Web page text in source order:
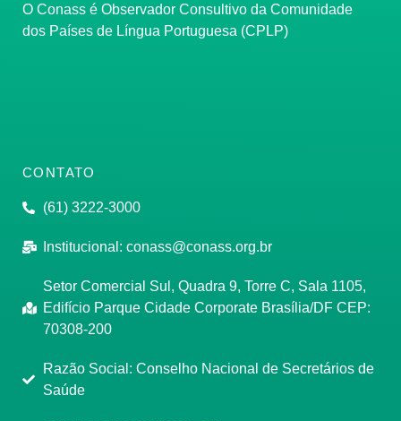
O Conass é Observador Consultivo da Comunidade
dos Países de Língua Portuguesa (CPLP)
CONTATO
(61) 3222-3000
Institucional: conass@conass.org.br
Setor Comercial Sul, Quadra 9, Torre C, Sala 1105,
Edifício Parque Cidade Corporate Brasília/DF CEP:
70308-200
Razão Social: Conselho Nacional de Secretários de
Saúde